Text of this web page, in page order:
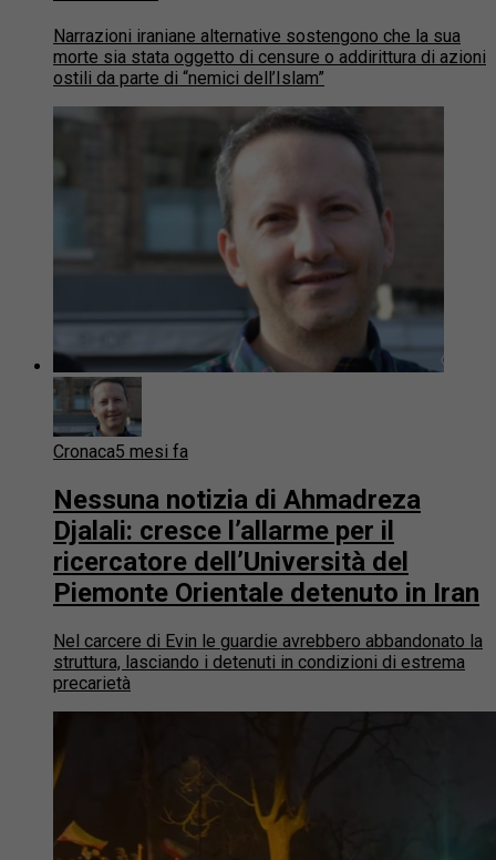
Narrazioni iraniane alternative sostengono che la sua
morte sia stata oggetto di censure o addirittura di azioni
ostili da parte di “nemici dell’Islam”
Cronaca5 mesi fa
Nessuna notizia di Ahmadreza
Djalali: cresce l’allarme per il
ricercatore dell’Università del
Piemonte Orientale detenuto in Iran
Nel carcere di Evin le guardie avrebbero abbandonato la
struttura, lasciando i detenuti in condizioni di estrema
precarietà